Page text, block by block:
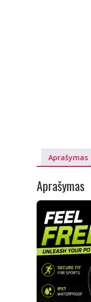
Aprašymas
Aprašymas